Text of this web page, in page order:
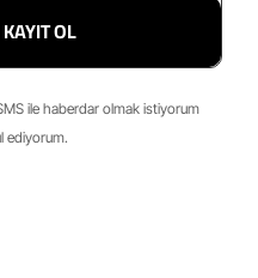
OL
ile haberdar olmak istiyorum
ediyorum.